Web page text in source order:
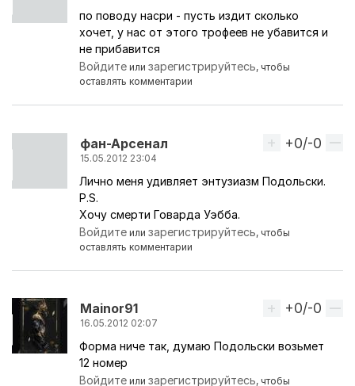
по поводу насри - пусть издит сколько
хочет, у нас от этого трофеев не убавится и
не прибавится
Войдите илизарегистрируйтесь, чтобы
оставлять комментарии
фан-Арсенал
15.05.2012 23:04
Вверх
+0/-0
Лично меня удивляет энтузиазм Подольски.
P.S.
Хочу смерти Говарда Уэбба.
Войдите илизарегистрируйтесь, чтобы
оставлять комментарии
Mainor91
16.05.2012 02:07
Вверх
+0/-0
Форма ниче так, думаю Подольски возьмет
12 номер
Войдите илизарегистрируйтесь, чтобы